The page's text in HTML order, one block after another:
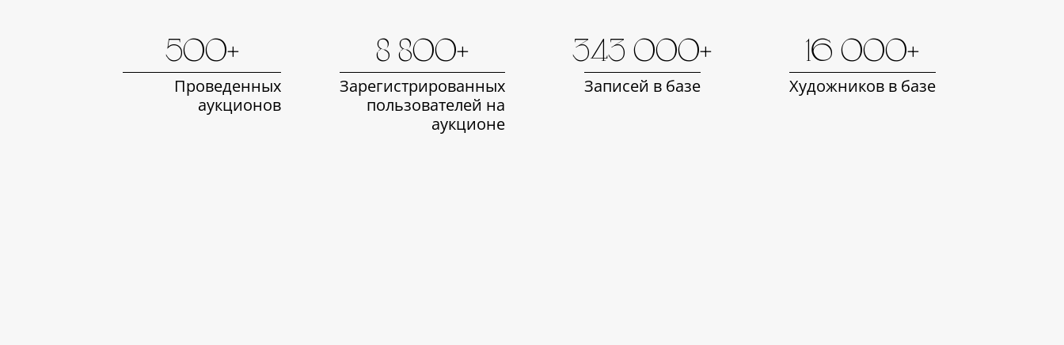
500+
Проведенных
аукционов
8 800+
Зарегистрированных
пользователей на
аукционе
343 000+
Записей в базе
16 000+
Художников в базе